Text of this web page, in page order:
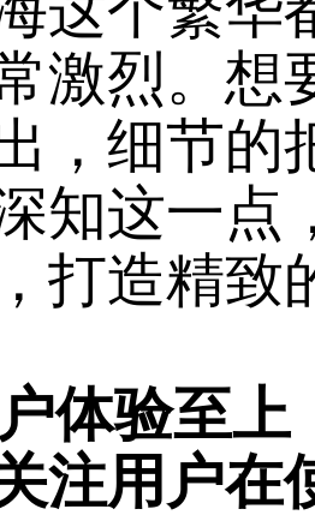
激烈。想
，细节的
知这一点
打造精致
体验至上
注用户在